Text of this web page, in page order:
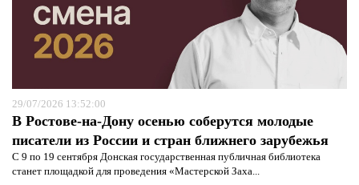
29/07/2026 13:52:00
В Ростове-на-Дону осенью соберутся молодые
писатели из России и стран ближнего зарубежья
С 9 по 19 сентября Донская государственная публичная библиотека
станет площадкой для проведения «Мастерской Заха...